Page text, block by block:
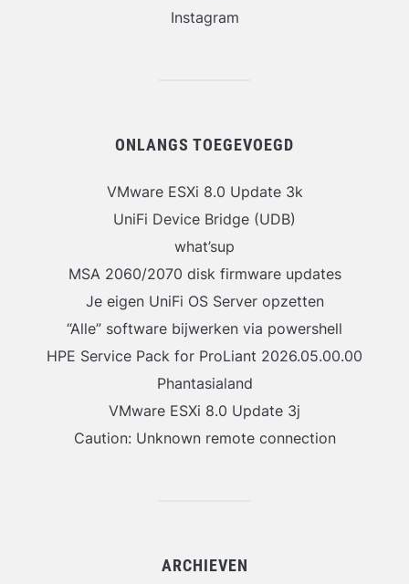
Instagram
ONLANGS TOEGEVOEGD
VMware ESXi 8.0 Update 3k
UniFi Device Bridge (UDB)
what’sup
MSA 2060/2070 disk firmware updates
Je eigen UniFi OS Server opzetten
“Alle” software bijwerken via powershell
HPE Service Pack for ProLiant 2026.05.00.00
Phantasialand
VMware ESXi 8.0 Update 3j
Caution: Unknown remote connection
ARCHIEVEN